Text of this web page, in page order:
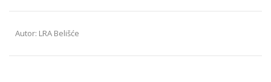
Autor: LRA Belišće